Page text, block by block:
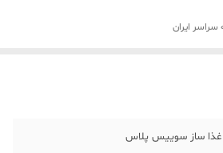
ایران
غذا ساز سوییس پلاس